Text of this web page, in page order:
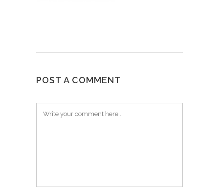
POST A COMMENT